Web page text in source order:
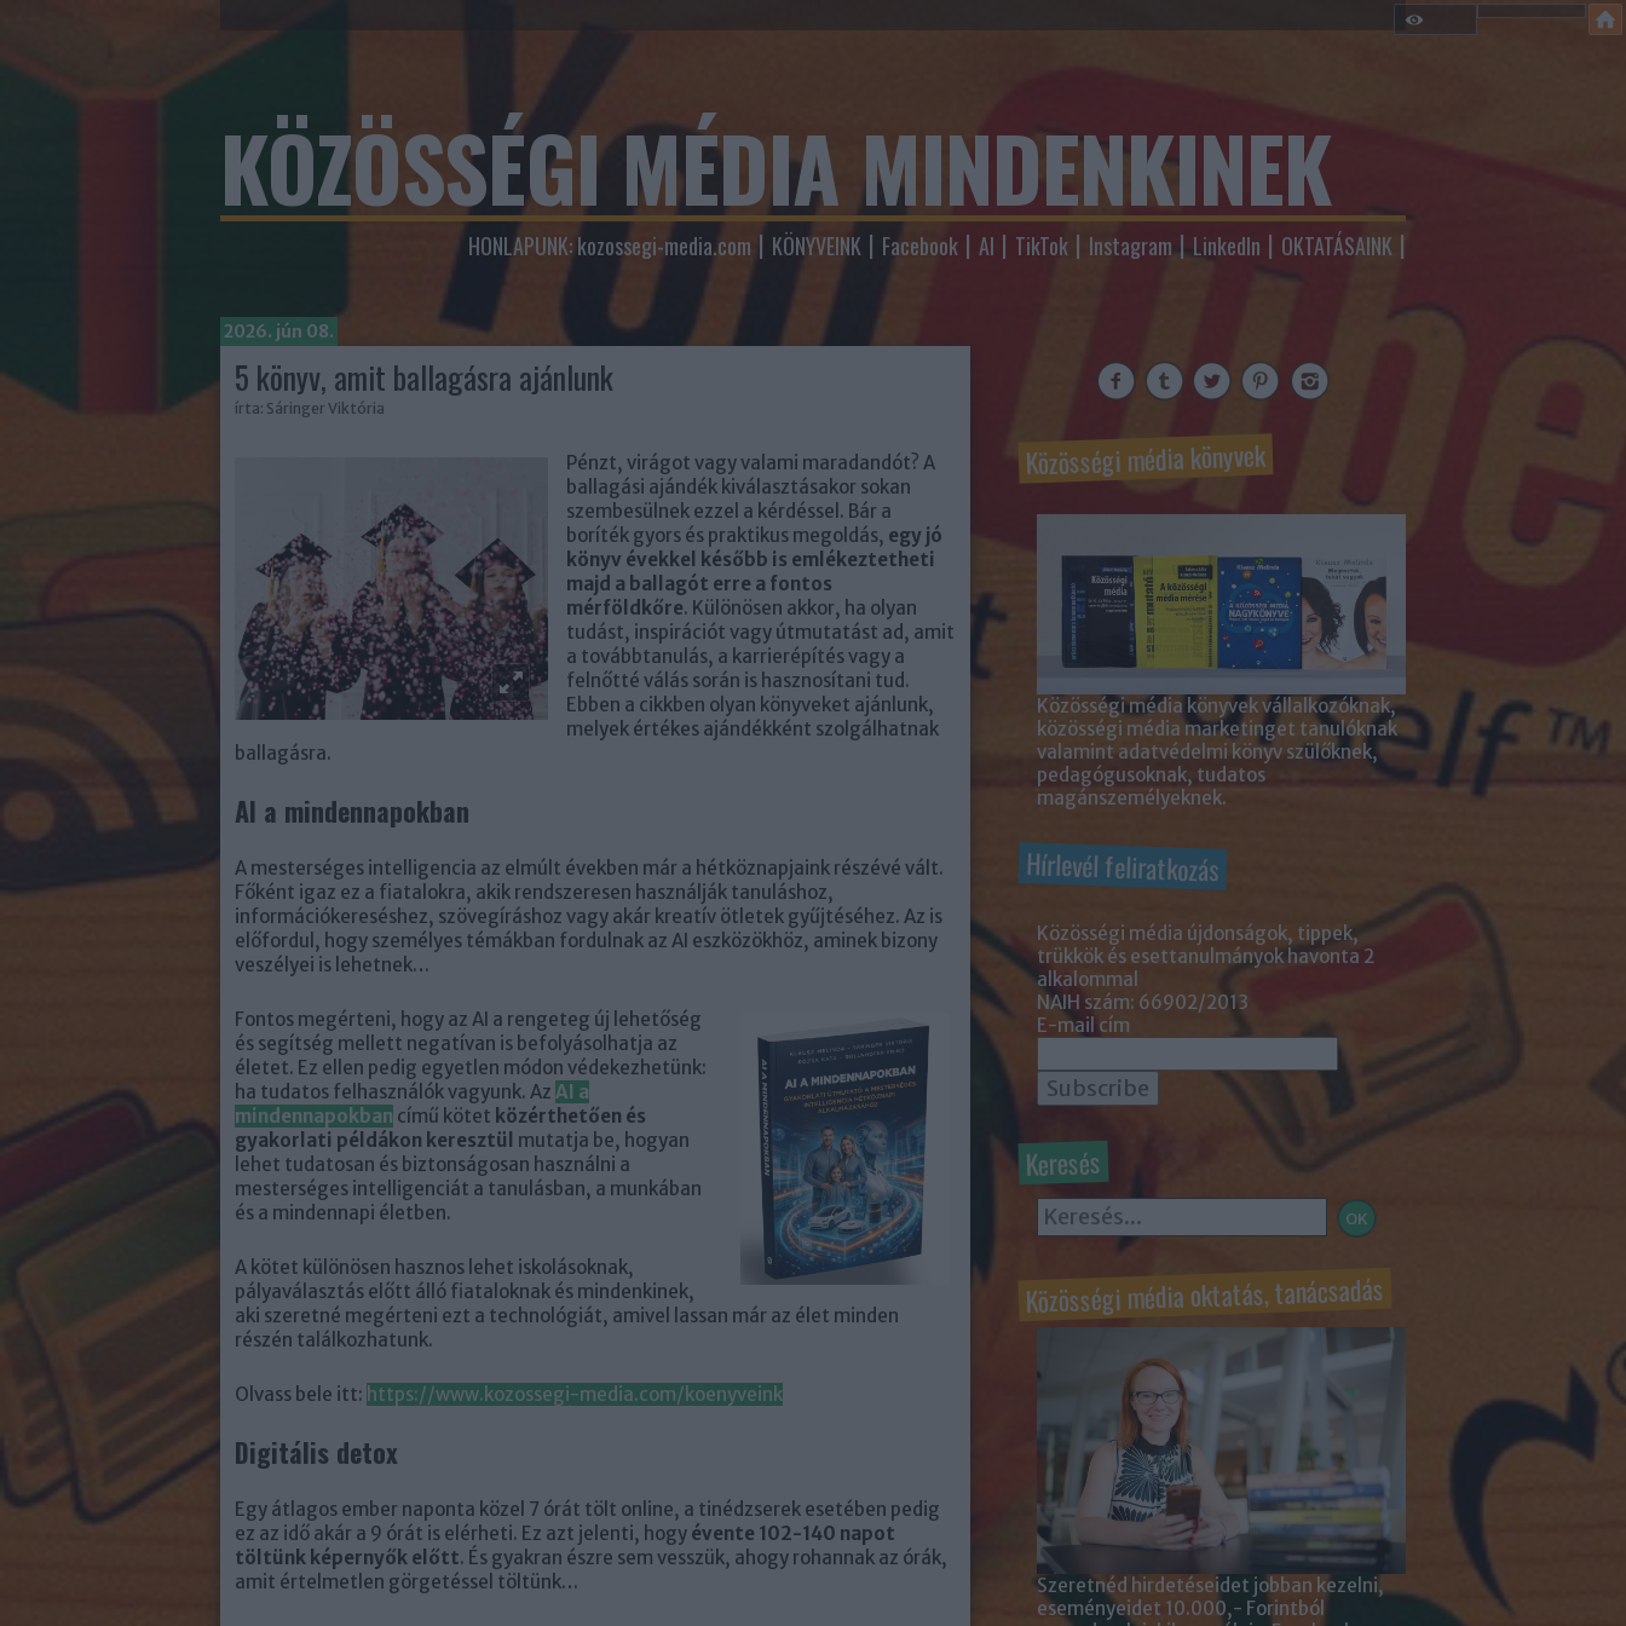
KÖZÖSSÉGI MÉDIA MINDENKINEK
HONLAPUNK: kozossegi-media.com KÖNYVEINK Facebook AI TikTok Instagram LinkedIn OKTATÁSAINK
2026. jún 08.
5 könyv, amit ballagásra ajánlunk
írta: Sáringer Viktória
Pénzt, virágot vagy valami maradandót? A
ballagási ajándék kiválasztásakor sokan
szembesülnek ezzel a kérdéssel. Bár a
boríték gyors és praktikus megoldás, egy jó
könyv évekkel később is emlékeztetheti
majd a ballagót erre a fontos
mérföldkőre. Különösen akkor, ha olyan
tudást, inspirációt vagy útmutatást ad, amit
a továbbtanulás, a karrierépítés vagy a
felnőtté válás során is hasznosítani tud.
Ebben a cikkben olyan könyveket ajánlunk,
melyek értékes ajándékként szolgálhatnak
ballagásra.
AI a mindennapokban
A mesterséges intelligencia az elmúlt években már a hétköznapjaink részévé vált.
Főként igaz ez a fiatalokra, akik rendszeresen használják tanuláshoz,
információkereséshez, szövegíráshoz vagy akár kreatív ötletek gyűjtéséhez. Az is
előfordul, hogy személyes témákban fordulnak az AI eszközökhöz, aminek bizony
veszélyei is lehetnek…
Fontos megérteni, hogy az AI a rengeteg új lehetőség
és segítség mellett negatívan is befolyásolhatja az
életet. Ez ellen pedig egyetlen módon védekezhetünk:
ha tudatos felhasználók vagyunk. Az AI a
mindennapokban című kötet közérthetően és
gyakorlati példákon keresztül mutatja be, hogyan
lehet tudatosan és biztonságosan használni a
mesterséges intelligenciát a tanulásban, a munkában
és a mindennapi életben.
A kötet különösen hasznos lehet iskolásoknak,
pályaválasztás előtt álló fiataloknak és mindenkinek,
aki szeretné megérteni ezt a technológiát, amivel lassan már az élet minden
részén találkozhatunk.
Olvass bele itt: https://www.kozossegi-media.com/koenyveink
Digitális detox
Egy átlagos ember naponta közel 7 órát tölt online, a tinédzserek esetében pedig
ez az idő akár a 9 órát is elérheti. Ez azt jelenti, hogy évente 102-140 napot
töltünk képernyők előtt. És gyakran észre sem vesszük, ahogy rohannak az órák,
amit értelmetlen görgetéssel töltünk…
Közösségi média könyvek
Közösségi média könyvek vállalkozóknak,
közösségi média marketinget tanulóknak
valamint adatvédelmi könyv szülőknek,
pedagógusoknak, tudatos
magánszemélyeknek.
Hírlevél feliratkozás
Közösségi média újdonságok, tippek,
trükkök és esettanulmányok havonta 2
alkalommal
NAIH szám: 66902/2013
E-mail cím
Keresés
Közösségi média oktatás, tanácsadás
Szeretnéd hirdetéseidet jobban kezelni,
eseményeidet 10.000,- Forintból